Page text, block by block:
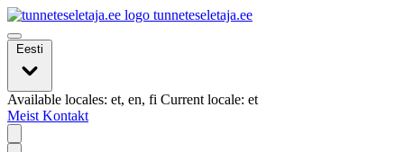
tunneteseletaja.ee
Eesti
Available locales: et, en, fi Current locale: et
Meist Kontakt